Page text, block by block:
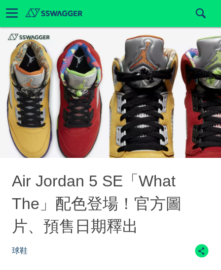
Air Jordan 5 SE「What
The」配色登場！官方圖
片、預售日期釋出
球鞋